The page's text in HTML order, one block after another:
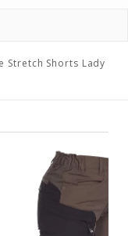
Stretch Shorts Lady